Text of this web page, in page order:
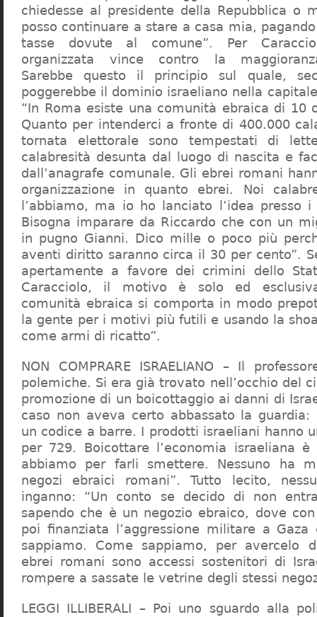
chiedesse al presidente della Repubblica o
posso continuare a stare a casa mia,
tasse dovute al comune”. Per
organizzata vince contro la
Sarebbe questo il principio sul quale,
poggerebbe il dominio israeliano nella
“In Roma esiste una comunità ebraica di 10
Quanto per intenderci a fronte di 400.000
tornata elettorale sono tempestati di
calabresità desunta dal luogo di nascita e
dall’anagrafe comunale. Gli ebrei romani
organizzazione in quanto ebrei. Noi
l’abbiamo, ma io ho lanciato l’idea presso
Bisogna imparare da Riccardo che con un
in pugno Gianni. Dico mille o poco più
aventi diritto saranno circa il 30 per cento”.
apertamente a favore dei crimini dello
Caracciolo, il motivo è solo ed
comunità ebraica si comporta in modo
la gente per i motivi più futili e usando la
come armi di ricatto”.
NON COMPRARE ISRAELIANO – Il
polemiche. Si era già trovato nell’occhio del
promozione di un boicottaggio ai danni di
caso non aveva certo abbassato la guardia:
un codice a barre. I prodotti israeliani hanno
per 729. Boicottare l’economia israeliana è
abbiamo per farli smettere. Nessuno ha
negozi ebraici romani”. Tutto lecito,
inganno: “Un conto se decido di non
sapendo che è un negozio ebraico, dove
poi finanziata l’aggressione militare a
sappiamo. Come sappiamo, per avercelo
ebrei romani sono accessi sostenitori di
rompere a sassate le vetrine degli stessi
LEGGI ILLIBERALI – Poi uno sguardo alla